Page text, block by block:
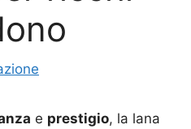
e prestigio, la lana